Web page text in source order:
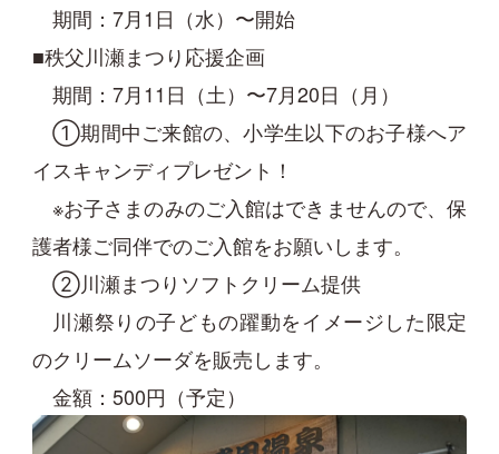
期間：7月1日（水）〜開始
■秩父川瀬まつり応援企画
期間：7月11日（土）〜7月20日（月）
①期間中ご来館の、小学生以下のお子様へア
イスキャンディプレゼント！
※お子さまのみのご入館はできませんので、保
護者様ご同伴でのご入館をお願いします。
②川瀬まつりソフトクリーム提供
川瀬祭りの子どもの躍動をイメージした限定
のクリームソーダを販売します。
金額：500円（予定）